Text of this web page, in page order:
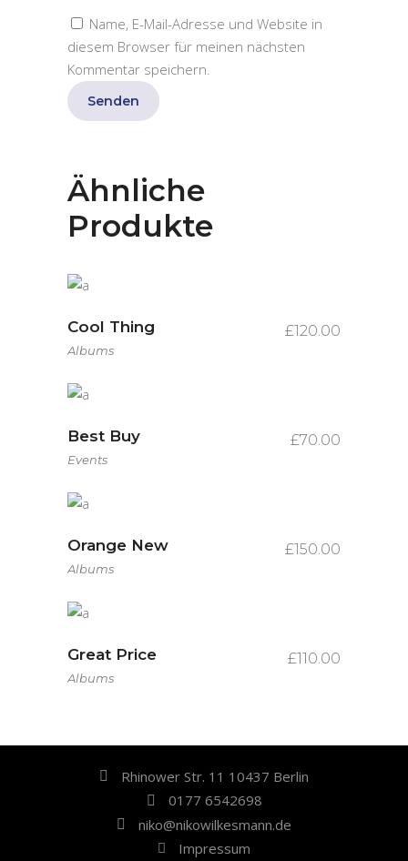
Name, E-Mail-Adresse und Website in
diesem Browser für meinen nächsten
Kommentar speichern.
Ähnliche
Produkte
Cool Thing £120.00
Albums
Best Buy £70.00
Events
Orange New £150.00
Albums
Great Price £110.00
Albums
Rhinower Str. 11 10437 Berlin
0177 6542698
niko@nikowilkesmann.de
Impressum